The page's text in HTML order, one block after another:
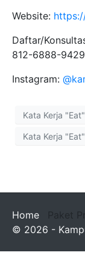
Website:
Daftar/
812-6888-
Instagram:
Kata Kerja "Eat"
Kata Kerja
Home Paket
© 2026 -